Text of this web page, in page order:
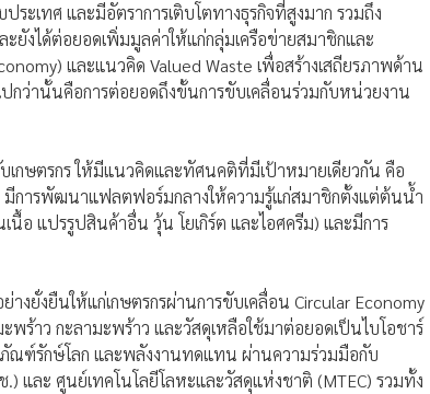
ะเทศ และมีอัตราการเติบโตทางธุรกิจที่สูงมาก รวมถึง
ยังได้ต่อยอดเพิ่มมูลค่าให้แก่กลุ่มเครือข่ายสมาชิกและ
และแนวคิด Valued Waste เพื่อสร้างเสถียรภาพด้าน
ปกว่านั้นคือการต่อยอดถึงขั้นการขับเคลื่อนร่วมกับหน่วยงาน
บเกษตรกร ให้มีแนวคิดและทัศนคติที่มีเป้าหมายเดียวกัน คือ
ารพัฒนาแฟลตฟอร์มกลางให้ความรู้แก่สมาชิกตั้งแต่ต้นน้ำ
นื้อ แปรรูปสินค้าอื่น วุ้น โยเกิร์ต และไอศครีม) และมีการ
างยั่งยืนให้แก่เกษตรกรผ่านการขับเคลื่อน Circular Economy
ร้าว กะลามะพร้าว และวัสดุเหลือใช้มาต่อยอดเป็นไบโอชาร์
ฑ์รักษ์โลก และพลังงานทดแทน ผ่านความร่วมมือกับ
ละ ศูนย์เทคโนโลยีโลหะและวัสดุแห่งชาติ (MTEC) รวมทั้ง